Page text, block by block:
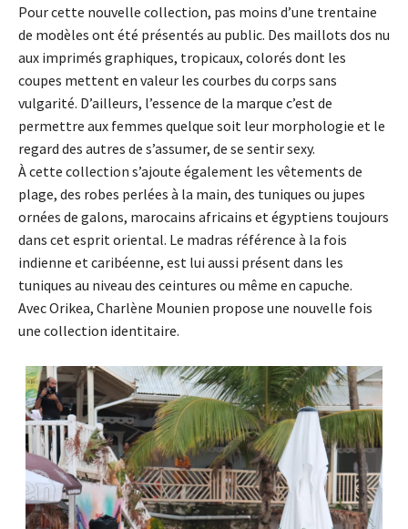
Pour cette nouvelle collection, pas moins d’une trentaine
de modèles ont été présentés au public. Des maillots dos nu
aux imprimés graphiques, tropicaux, colorés dont les
coupes mettent en valeur les courbes du corps sans
vulgarité. D’ailleurs, l’essence de la marque c’est de
permettre aux femmes quelque soit leur morphologie et le
regard des autres de s’assumer, de se sentir sexy.
À cette collection s’ajoute également les vêtements de
plage, des robes perlées à la main, des tuniques ou jupes
ornées de galons, marocains africains et égyptiens toujours
dans cet esprit oriental. Le madras référence à la fois
indienne et caribéenne, est lui aussi présent dans les
tuniques au niveau des ceintures ou même en capuche.
Avec Orikea, Charlène Mounien propose une nouvelle fois
une collection identitaire.